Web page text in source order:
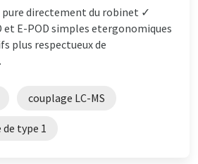
pure directement du robinet ✓
et E-POD simples etergonomiques
plus respectueux de
couplage LC-MS
type 1